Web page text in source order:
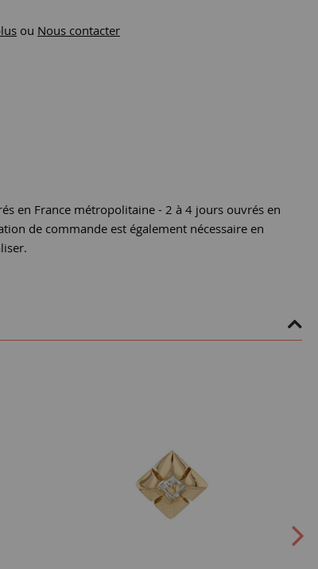
ou Nous contacter
en France métropolitaine - 2 à 4 jours ouvrés en
de commande est également nécessaire en